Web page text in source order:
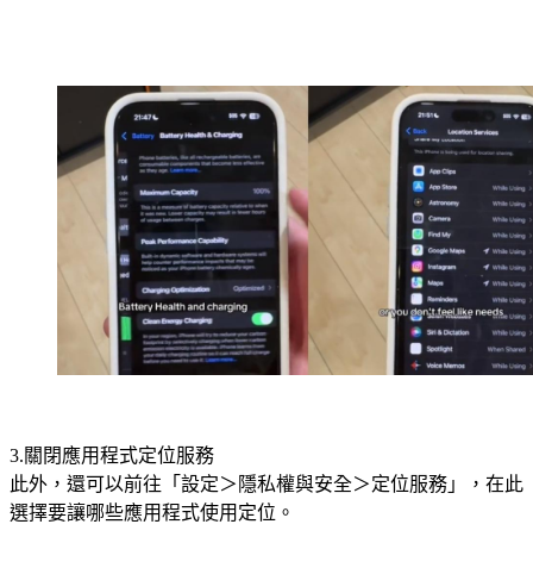
3.關閉應用程式定位服務
此外，還可以前往「設定＞隱私權與安全＞定位服務」，在此
選擇要讓哪些應用程式使用定位。